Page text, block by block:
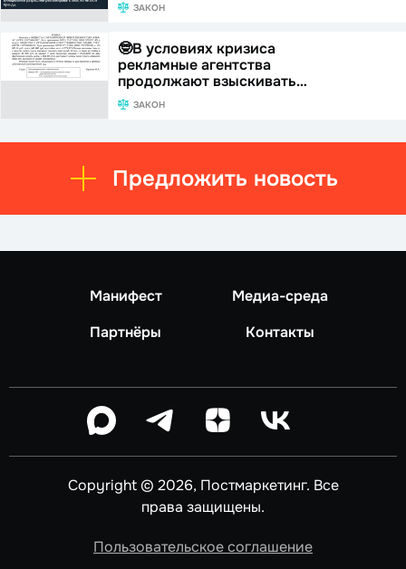
ЗАКОН
🤓В условиях кризиса
рекламные агентства
продолжают взыскивать…
ЗАКОН
Предложить новость
Манифест
Медиа-среда
Партнёры
Контакты
Copyright © 2026, Постмаркетинг. Все
права защищены.
Пользовательское соглашение